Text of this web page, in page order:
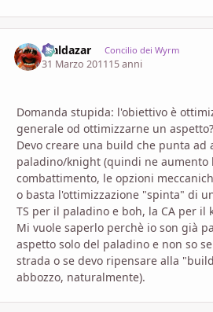
Maldazar Concilio dei Wyrm
31 Marzo 201115 anni
Domanda stupida: l'obiettivo è
generale od ottimizzarne un aspetto?
Devo creare una build che punta
paladino/knight (quindi ne aumento
combattimento, le opzioni
o basta l'ottimizzazione "spinta" di
TS per il paladino e boh, la CA per il
Mi vuole saperlo perchè io son già
aspetto solo del paladino e non so
strada o se devo ripensare alla
abbozzo, naturalmente).